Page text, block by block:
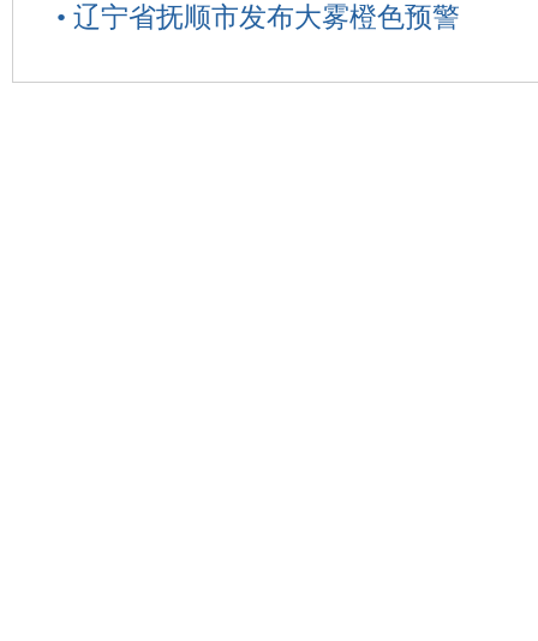
• 辽宁省抚顺市发布大雾橙色预警